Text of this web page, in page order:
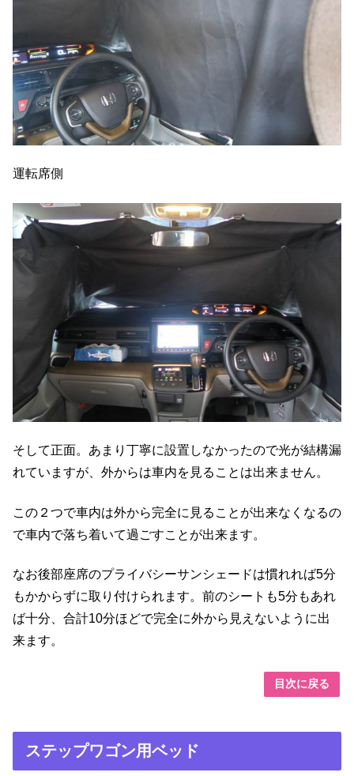
運転席側
そして正面。あまり丁寧に設置しなかったので光が結構漏
れていますが、外からは車内を見ることは出来ません。
この２つで車内は外から完全に見ることが出来なくなるの
で車内で落ち着いて過ごすことが出来ます。
なお後部座席のプライバシーサンシェードは慣れれば5分
もかからずに取り付けられます。前のシートも5分もあれ
ば十分、合計10分ほどで完全に外から見えないように出
来ます。
目次に戻る
ステップワゴン用ベッド